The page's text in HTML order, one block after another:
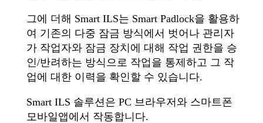
그에 더해 Smart ILS는 Smart Padlock을 활용하
여 기존의 다중 잠금 방식에서 벗어나 관리자
가 작업자와 잠금 장치에 대해 작업 권한을 승
인/반려하는 방식으로 작업을 통제하고 그 작
업에 대한 이력을 확인할 수 있습니다.
Smart ILS 솔루션은 PC 브라우저와 스마트폰
모바일앱에서 작동합니다.